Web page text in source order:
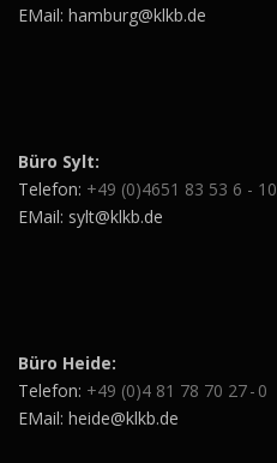
EMail: hamburg@klkb.de
Büro Sylt:
Telefon: +49 (0)4651 83 53 6 - 10
EMail: sylt@klkb.de
Büro Heide:
Telefon: +49 (0)4 81 78 70 27 - 0
EMail: heide@klkb.de